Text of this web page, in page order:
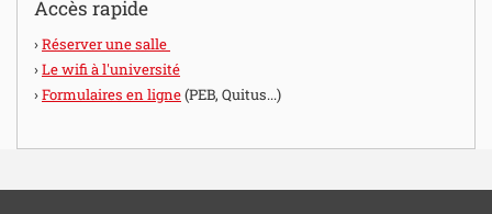
Accès rapide
Réserver une salle
Le wifi à l'université
Formulaires en ligne(PEB, Quitus...)